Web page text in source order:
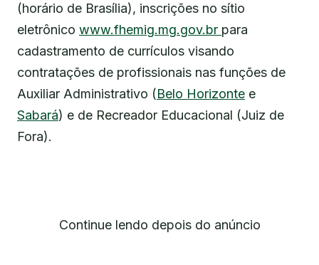
(horário de Brasília), inscrições no sítio
eletrônico www.fhemig.mg.gov.br para
cadastramento de currículos visando
contratações de profissionais nas funções de
Auxiliar Administrativo (Belo Horizonte e
Sabará) e de Recreador Educacional (Juiz de
Fora).
Continue lendo depois do anúncio